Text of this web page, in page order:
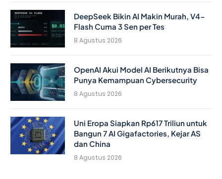
DeepSeek Bikin AI Makin Murah, V4-
Flash Cuma 3 Sen per Tes
8 Agustus 2026
OpenAI Akui Model AI Berikutnya Bisa
Punya Kemampuan Cybersecurity
8 Agustus 2026
Uni Eropa Siapkan Rp617 Triliun untuk
Bangun 7 AI Gigafactories, Kejar AS
dan China
8 Agustus 2026